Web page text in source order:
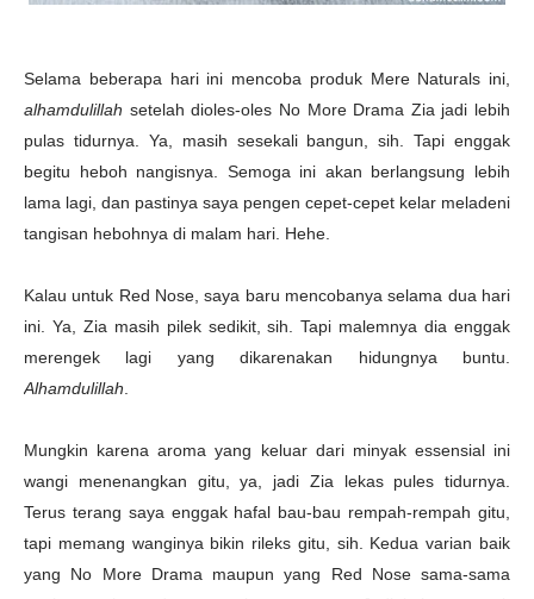
Selama beberapa hari ini mencoba produk Mere Naturals ini,
alhamdulillah setelah dioles-oles No More Drama Zia jadi lebih
pulas tidurnya. Ya, masih sesekali bangun, sih. Tapi enggak
begitu heboh nangisnya. Semoga ini akan berlangsung lebih
lama lagi, dan pastinya saya pengen cepet-cepet kelar meladeni
tangisan hebohnya di malam hari. Hehe.
Kalau untuk Red Nose, saya baru mencobanya selama dua hari
ini. Ya, Zia masih pilek sedikit, sih. Tapi malemnya dia enggak
merengek lagi yang dikarenakan hidungnya buntu.
Alhamdulillah
Mungkin karena aroma yang keluar dari minyak essensial ini
wangi menenangkan gitu, ya, jadi Zia lekas pules tidurnya.
Terus terang saya enggak hafal bau-bau rempah-rempah gitu,
tapi memang wanginya bikin rileks gitu, sih. Kedua varian baik
yang No More Drama maupun yang Red Nose sama-sama